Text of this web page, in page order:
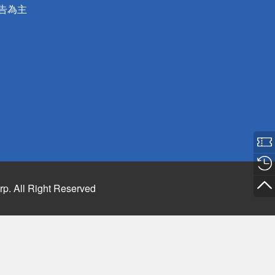
為主
All Right Reserved